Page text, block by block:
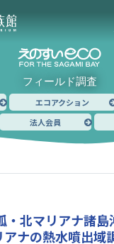
フィールド調査
エコアクション
法人会員
・北マリアナ諸
ナの熱水噴出域